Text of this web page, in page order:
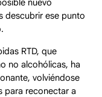
nuevo
descubrir ese punto
RTD, que
no alcohólicas, ha
volviéndose
para reconectar a